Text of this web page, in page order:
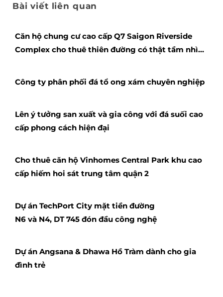
Bài viết liên quan
Căn hộ chung cư cao cấp Q7 Saigon Riverside
Complex cho thuê thiên đường có thật tầm nhìn
Công ty phân phối đá tổ ong xám chuyên nghiệp
Lên ý tưởng san xuất và gia công với đá suối cao
cấp phong cách hiện đại
Cho thuê căn hộ Vinhomes Central Park khu cao
cấp hiếm hoi sát trung tâm quận 2
Dự án TechPort City mặt tiền đường
N6 và N4, DT 745 đón đầu công nghệ
Dự án Angsana & Dhawa Hồ Tràm dành cho gia
đình trẻ